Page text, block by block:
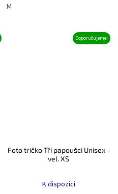
M
Doporučujeme!
Foto tričko Tři papoušci Unisex -
vel. XS
hodnocení
produktu
K dispozici